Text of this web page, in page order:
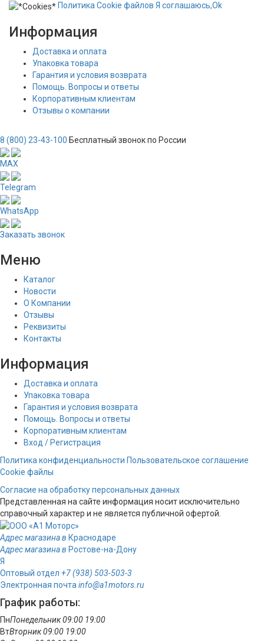
ПолитикаСookie файлов Я соглашаюсь,Ok
Информация
Доставка и оплата
Упаковка товара
Гарантия и условия возврата
Помощь. Вопросы и ответы
Корпоративным клиентам
Отзывы о компании
8 (800) 23-43-100 Бесплатный звонок по России
MAX
Telegram
WhatsApp
Заказать звонок
Меню
Каталог
Новости
О Компании
Отзывы
Реквизиты
Контакты
Информация
Доставка и оплата
Упаковка товара
Гарантия и условия возврата
Помощь. Вопросы и ответы
Корпоративным клиентам
Вход / Регистрация
Политика конфиденциальности Пользовательское соглашение
Cookie файлы
Согласие на обработку персональных данных
Представленная на сайте информация носит исключительно
справочный характер и не является публичной офертой.
Адрес магазина в Краснодаре
Адрес магазина в Ростове-на-Дону
Я
Оптовый отдел +7 (938) 503-503-3
Электронная почта info@a1motors.ru
График работы:
ПнПонедельник09:00 19:00
ВтВторник09:00 19:00